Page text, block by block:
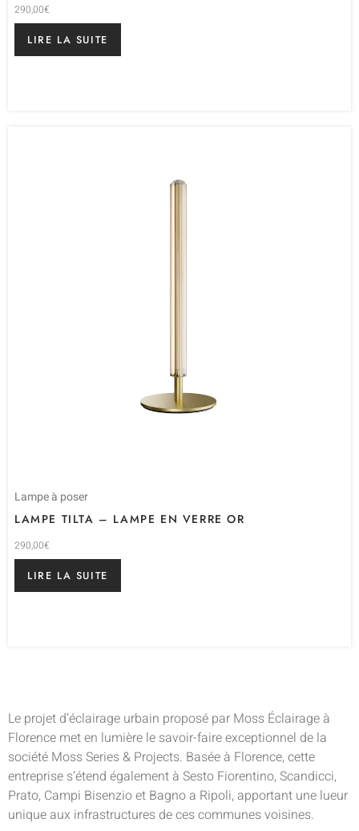
290,00€
LIRE LA SUITE
Lampe à poser
LAMPE TILTA – LAMPE EN VERRE OR
290,00€
LIRE LA SUITE
Le projet d’éclairage urbain proposé par Moss Éclairage à
Florence met en lumière le savoir-faire exceptionnel de la
société Moss Series & Projects. Basée à Florence, cette
entreprise s’étend également à Sesto Fiorentino, Scandicci,
Prato, Campi Bisenzio et Bagno a Ripoli, apportant une lueur
unique aux infrastructures de ces communes voisines.